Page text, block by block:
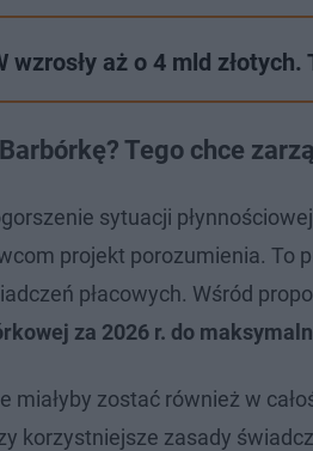
wzrosły aż o 4 mld
Tego chce
sytuacji
projekt porozumienia. To
płacowych. Wśród
za 2026 r. do
miałyby zostać również w
korzystniejsze zasady